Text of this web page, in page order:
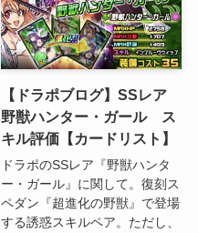
【ドラポブログ】SSレア
野獣ハンター・ガール ス
キル評価【カードリスト】
ドラポのSSレア『野獣ハンタ
ー・ガール』に関して。復刻ス
ペダン『超進化の野獣』で登場
する誘惑スキルペア。ただし、